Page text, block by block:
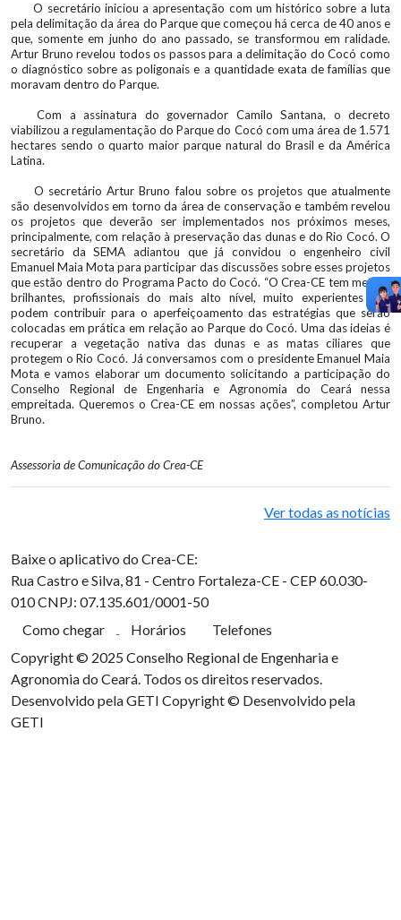
O secretário iniciou a apresentação com um histórico sobre a luta
pela delimitação da área do Parque que começou há cerca de 40 anos e
que, somente em junho do ano passado, se transformou em ralidade.
Artur Bruno revelou todos os passos para a delimitação do Cocó como
o diagnóstico sobre as poligonais e a quantidade exata de famílias que
moravam dentro do Parque.
Com a assinatura do governador Camilo Santana, o decreto
viabilizou a regulamentação do Parque do Cocó com uma área de 1.571
hectares sendo o quarto maior parque natural do Brasil e da América
Latina.
O secretário Artur Bruno falou sobre os projetos que atualmente
são desenvolvidos em torno da área de conservação e também revelou
os projetos que deverão ser implementados nos próximos meses,
principalmente, com relação à preservação das dunas e do Rio Cocó. O
secretário da SEMA adiantou que já convidou o engenheiro civil
Emanuel Maia Mota para participar das discussões sobre esses projetos
que estão dentro do Programa Pacto do Cocó. “O Crea-CE tem mentes
brilhantes, profissionais do mais alto nível, muito experientes que
podem contribuir para o aperfeiçoamento das estratégias que serão
colocadas em prática em relação ao Parque do Cocó. Uma das ideias é
recuperar a vegetação nativa das dunas e as matas ciliares que
protegem o Rio Cocó. Já conversamos com o presidente Emanuel Maia
Mota e vamos elaborar um documento solicitando a participação do
Conselho Regional de Engenharia e Agronomia do Ceará nessa
empreitada. Queremos o Crea-CE em nossas ações”, completou Artur
Bruno.
Assessoria de Comunicação do Crea-CE
Ver todas as notícias
Baixe o aplicativo do Crea-CE:
Rua Castro e Silva, 81 - Centro Fortaleza-CE - CEP 60.030-
010CNPJ: 07.135.601/0001-50
Como chegar
Horários
Telefones
Copyright © 2025 Conselho Regional de Engenharia e
Agronomia do Ceará. Todos os direitos reservados.
Desenvolvido pela GETI Copyright © Desenvolvido pela
GETI